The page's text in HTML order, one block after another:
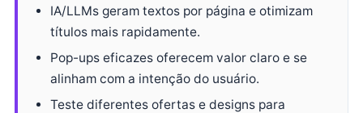
IA/LLMs geram textos por página e otimizam
títulos mais rapidamente.
Pop-ups eficazes oferecem valor claro e se
alinham com a intenção do usuário.
Teste diferentes ofertas e designs para